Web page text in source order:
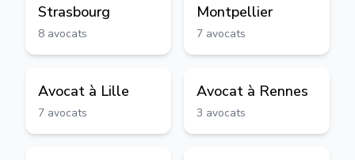
Strasbourg
8 avocats
Montpellier
7 avocats
Avocat à Lille
7 avocats
Avocat à Rennes
3 avocats